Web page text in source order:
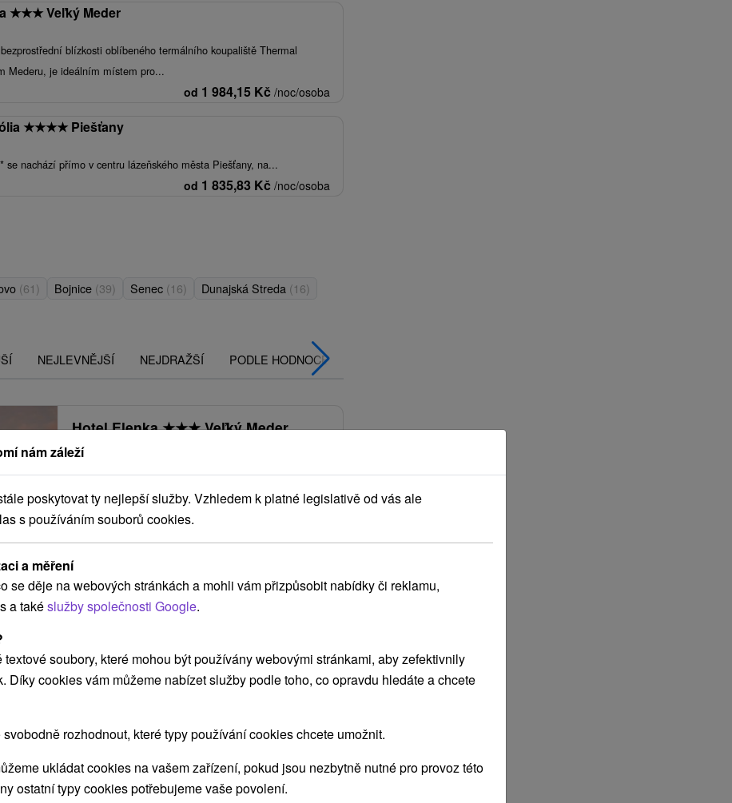
★★★Veľký Meder
blízkosti oblíbeného termálního koupaliště Thermal
Mederu, je ideálním místem pro...
od 1 984,15 Kč /noc/osoba
★★★★ Piešťany
se nachází přímo v centru lázeňského města Piešťany, na...
od 1 835,83 Kč /noc/osoba
(61) Bojnice (39) Senec (16) Dunajská Streda (16)
NEJLEVNĚJŠÍ NEJDRAŽŠÍ PODLE HODNOCENÍ
Hotel Elenka★★★Veľký Meder
Hotel Elenka *** v bezprostřední blízkosti
pro...
POHODY V KAŽDÉM OBDOBÍ
ODPOČINEK PŘI TERMÁLNÍCH PRAMENECH
nám záleží
poskytovat ty nejlepší služby. Vzhledem k platné legislativě od vás ale
s používáním souborů cookies.
a měření
se děje na webových stránkách a mohli vám přizpůsobit nabídky či reklamu,
a takéslužby společnosti Google.
soubory, které mohou být používány webovými stránkami, aby zefektivnily
Díky cookies vám můžeme nabízet služby podle toho, co opravdu hledáte a chcete
rozhodnout, které typy používání cookies chcete umožnit.
ukládat cookies na vašem zařízení, pokud jsou nezbytně nutné pro provoz této
ostatní typy cookies potřebujeme vaše povolení.